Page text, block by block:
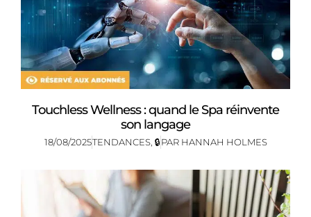
Touchless Wellness : quand le Spa réinvente
son langage
18/08/2025TENDANCES, 🔒PAR HANNAH HOLMES